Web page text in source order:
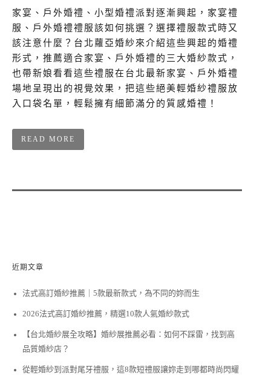
家宴、戶外婚禮、小型婚禮派對逐漸興起，家宴禮
服、戶外婚禮禮服該如何挑選？選擇禮服款式時又
該注意什麼？台北蘿亞婚紗來介紹這些興起的婚禮
形式，推薦適合家宴、戶外婚禮的三大婚紗款式，
也帶新娘看看這些禮服在台北最新家宴、戶外婚禮
場地呈現出的視覺效果，把這些絕美輕婚紗禮服放
入口袋名單，輕鬆擁有細節滿分的質感婚禮！
READ MORE
近期文章
法式高訂婚紗推薦｜5款最新款式，為不同的妳而生
2026法式高訂婚紗推薦，精選10款人氣婚紗款式
【台北婚紗展全攻略】婚紗展推薦必看：如何不踩雷，找到高
品質婚紗店？
從輕婚紗到派對尾牙禮服，這8款短禮服讓妳走到哪都時尚閃耀